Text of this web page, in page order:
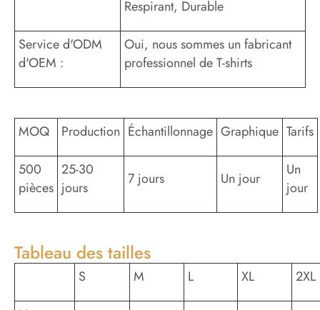
Respirant, Durable
Service d'ODM
d'OEM :
Oui, nous sommes un fabricant
professionnel de T-shirts
MOQ Production Échantillonnage Graphique Tarifs
500
pièces
25-30
jours
7 jours Un jour
Un
jour
Tableau des tailles
S M L XL 2XL